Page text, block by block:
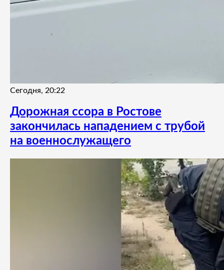
Сегодня, 20:22
Дорожная ссора в Ростове
закончилась нападением с трубой
на военнослужащего